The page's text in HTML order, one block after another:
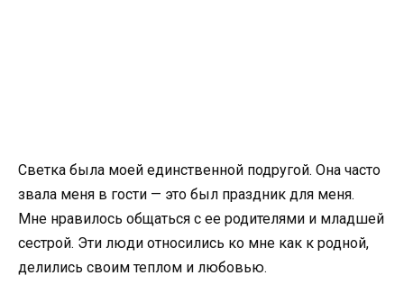
Светка была моей единственной подругой. Она часто
звала меня в гости — это был праздник для меня.
Мне нравилось общаться с ее родителями и младшей
сестрой. Эти люди относились ко мне как к родной,
делились своим теплом и любовью.